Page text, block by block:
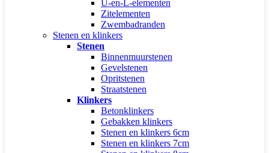
U-en-L-elementen
Zitelementen
Zwembadranden
Stenen en klinkers
Stenen
Binnenmuurstenen
Gevelstenen
Opritstenen
Straatstenen
Klinkers
Betonklinkers
Gebakken klinkers
Stenen en klinkers 6cm
Stenen en klinkers 7cm